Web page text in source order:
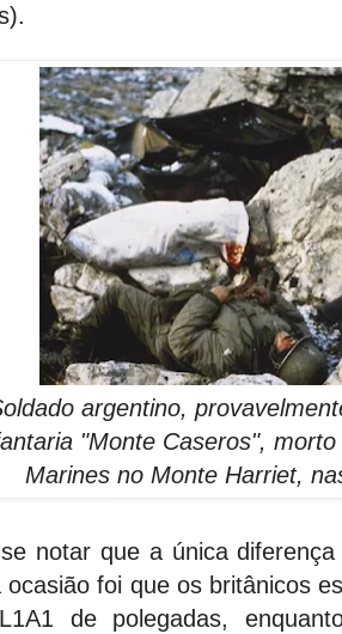
.
argentino,
"Monte Caseros",
Marines no Monte Harriet,
notar que a única
ocasião foi que os britânicos
de polegadas,